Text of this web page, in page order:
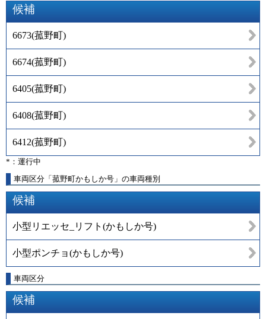
候補
6673(菰野町)
6674(菰野町)
6405(菰野町)
6408(菰野町)
6412(菰野町)
*：運行中
車両区分「菰野町かもしか号」の車両種別
候補
小型リエッセ_リフト(かもしか号)
小型ポンチョ(かもしか号)
車両区分
候補